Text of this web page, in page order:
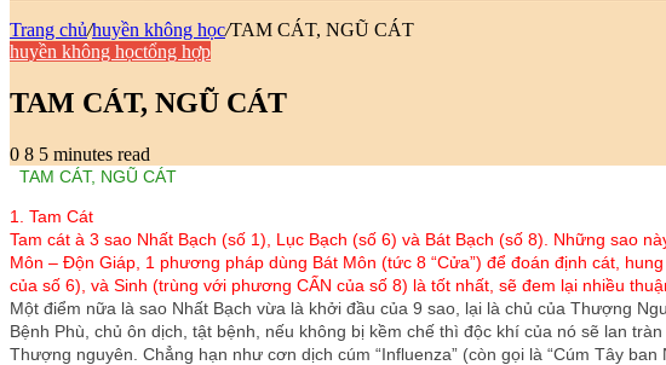
Trang chủ/huyền không học/TAM CÁT, NGŨ CÁT
huyền không họctổng hợp
TAM CÁT, NGŨ CÁT
0 8 5 minutes read
TAM CÁT, NGŨ CÁT
1. Tam Cát
Tam cát à 3 sao Nhất Bạch (số 1), Lục Bạch (số 6) và Bát Bạch (số 8). Những sao
Môn – Độn Giáp, 1 phương pháp dùng Bát Môn (tức 8 “Cửa”) để đoán định cát,
của số 6), và Sinh (trùng với phương CẤN của số 8) là tốt nhất, sẽ đem lại nhiều
Một điểm nữa là sao Nhất Bạch vừa là khởi đầu của 9 sao, lại là chủ của Thượng
Bệnh Phù, chủ ôn dịch, tật bệnh, nếu không bị kềm chế thì độc khí của nó sẽ lan
Thượng nguyên. Chẳng hạn như cơn dịch cúm “Influenza” (còn gọi là “Cúm Tây